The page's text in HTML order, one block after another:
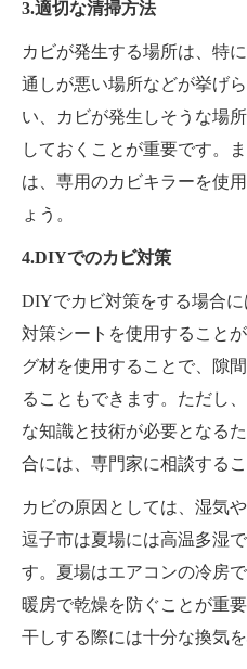
3.適切な清掃方法
カビが発生する場所は、特
通しが悪い場所などが挙げ
い、カビが発生しそうな場
しておくことが重要です。
は、専用のカビキラーを使
ょう。
4.DIYでのカビ対策
DIYでカビ対策をする場合
対策シートを使用すること
グ材を使用することで、隙
ることもできます。ただし
な知識と技術が必要となる
合には、専門家に相談する
カビの原因としては、湿気
逗子市は夏場には高温多湿
す。夏場はエアコンの冷房
暖房で乾燥を防ぐことが重
干しする際には十分な換気